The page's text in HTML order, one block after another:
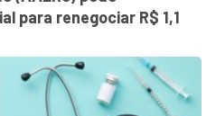
para renegociar R$ 1,1